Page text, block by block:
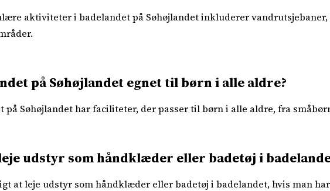
aktiviteter i badelandet på Søhøjlandet inkluderer vandrutsjebaner,
på Søhøjlandet egnet til børn i alle aldre?
på Søhøjlandet har faciliteter, der passer til børn i alle aldre, fra
udstyr som håndklæder eller badetøj i
at leje udstyr som håndklæder eller badetøj i badelandet, hvis man